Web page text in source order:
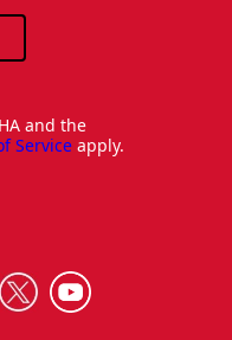
and the
Service apply.